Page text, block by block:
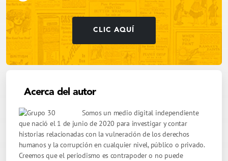
CLIC AQUÍ
Acerca del autor
Somos un medio digital independiente
que nació el 1 de junio de 2020 para investigar y contar
historias relacionadas con la vulneración de los derechos
humanos y la corrupción en cualquier nivel, público o privado.
Creemos que el periodismo es contrapoder o no puede